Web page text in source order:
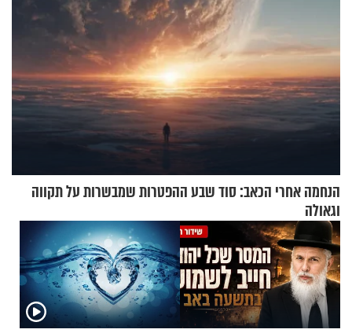
הנחמה אחרי הכאב: סוד שבע ההפטרות שמבשרות על תקווה
וגאולה